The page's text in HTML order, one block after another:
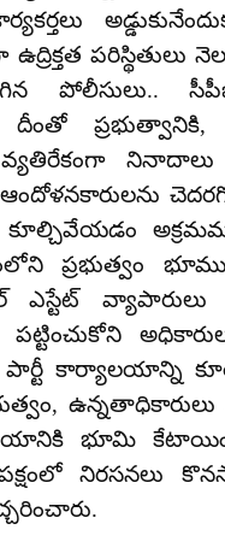
ఉద్రిక్తత పరిస్థితులు
పోలీసులు..
దీంతో
వ్యతిరేకంగా నినాదాలు
ఆందోళనకారులను
ప్రభుత్వం
ఎస్టేట్ వ్యాపారులు
పట్టించుకోని
పార్టీ కార్యాలయాన్ని
భూమి
నిరసనలు